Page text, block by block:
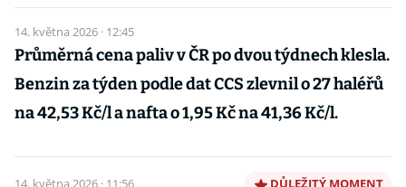
14. května 2026 · 12:45
Průměrná cena paliv v ČR po dvou týdnech klesla.
Benzin za týden podle dat CCS zlevnil o 27 haléřů
na 42,53 Kč/l a nafta o 1,95 Kč na 41,36 Kč/l.
14. května 2026 · 11:56 DŮLEŽITÝ MOMENT